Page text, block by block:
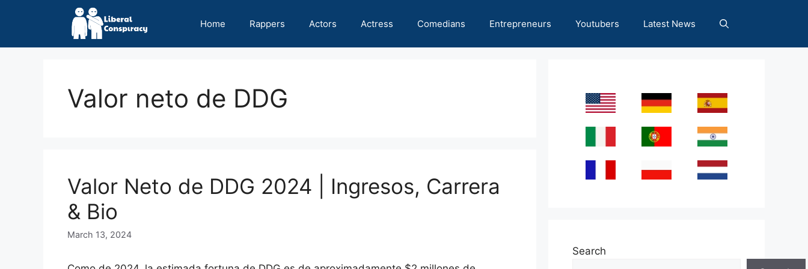
Home Rappers Actors Actress Comedians Entrepreneurs Youtubers Latest News
Valor neto de DDG
Valor Neto de DDG 2024 | Ingresos, Carrera
& Bio
March 13, 2024
Search